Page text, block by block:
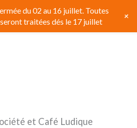
et Café Ludique
du 02 au 16 juillet. Toutes
traitées dés le 17 juillet
+